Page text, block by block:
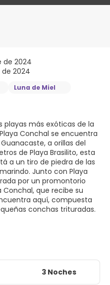
de 2024
de 2024
Luna de Miel
playas más exóticas de la
Conchal se encuentra
a orillas del
de Playa Brasilito, esta
a un tiro de piedra de las
Junto con Playa
por un promontorio
que recibe su
aquí, compuesta
conchas trituradas.
3 Noches